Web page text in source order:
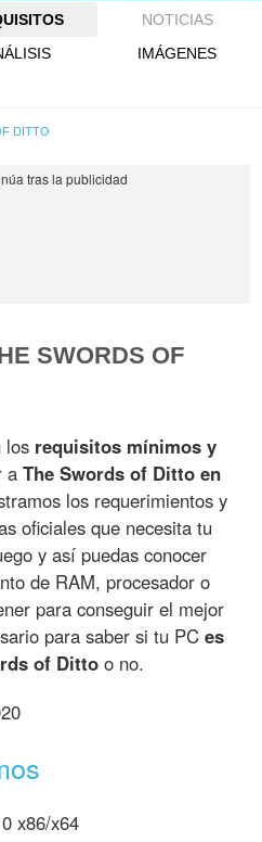
NOTICIAS
IMÁGENES
DITTO
SWORDS OF
los requisitos mínimos y
aThe Swords of Ditto en
los requerimientos y
oficiales que necesita tu
y así puedas conocer
de RAM, procesador o
para conseguir el mejor
para saber si tu PCes
of Ditto o no.
x86/x64